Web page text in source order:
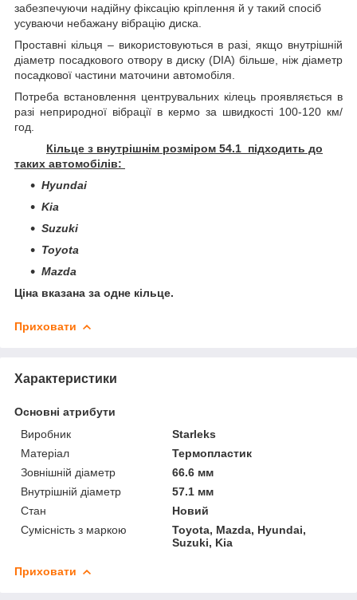
забезпечуючи надійну фіксацію кріплення й у такий спосіб
усуваючи небажану вібрацію диска.
Проставні кільця – використовуються в разі, якщо внутрішній
діаметр посадкового отвору в диску (DIA) більше, ніж діаметр
посадкової частини маточини автомобіля.
Потреба встановлення центрувальних кілець проявляється в
разі неприродної вібрації в кермо за швидкості 100-120 км/
год.
Кільце з внутрішнім розміром 54.1 підходить до
таких автомобілів:
Hyundai
Kia
Suzuki
Toyota
Mazda
Ціна вказана за одне кільце.
Приховати
Характеристики
Основні атрибути
Виробник
Starleks
Матеріал
Термопластик
Зовнішній діаметр
66.6 мм
Внутрішній діаметр
57.1 мм
Стан
Новий
Сумісність з маркою
Toyota, Mazda, Hyundai,
Suzuki, Kia
Приховати